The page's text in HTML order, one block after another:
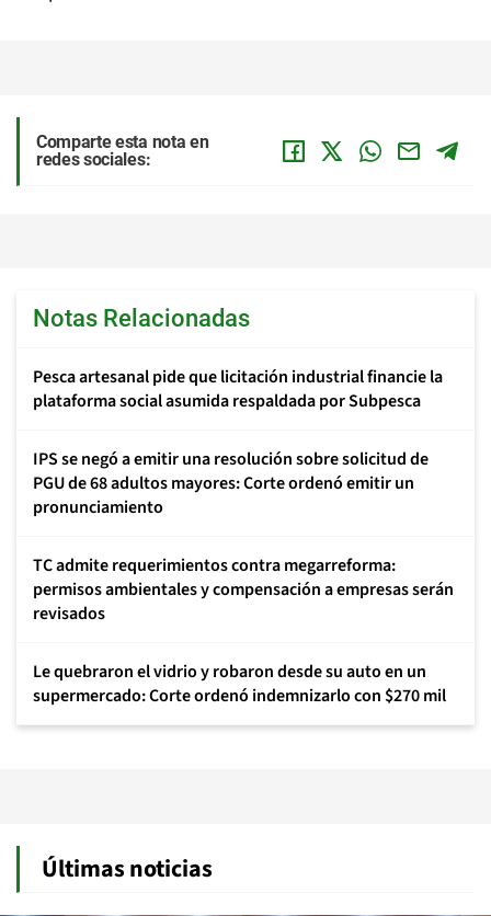
Comparte esta nota en
redes sociales:
Notas Relacionadas
Pesca artesanal pide que licitación industrial financie la
plataforma social asumida respaldada por Subpesca
IPS se negó a emitir una resolución sobre solicitud de
PGU de 68 adultos mayores: Corte ordenó emitir un
pronunciamiento
TC admite requerimientos contra megarreforma:
permisos ambientales y compensación a empresas serán
revisados
Le quebraron el vidrio y robaron desde su auto en un
supermercado: Corte ordenó indemnizarlo con $270 mil
Últimas noticias